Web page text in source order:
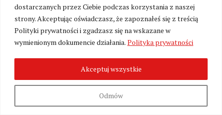
dostarczanych przez Ciebie podczas korzystania z naszej
strony. Akceptując oświadczasz, że zapoznałeś się z treścią
Polityki prywatności i zgadzasz się na wskazane w
wymienionym dokumencie działania. Polityka prywatności
Odmów
Akceptuj wszystkie
Bibliografia selektywna:
Materiały Archiwum Wschodniego Ośrodka
„KARTA” (wspomnienia uczestników wojny
Materiały Państwowego Archiwum Obwodu
Lwowskiego (DALO) (ankiety uczestników bitwy